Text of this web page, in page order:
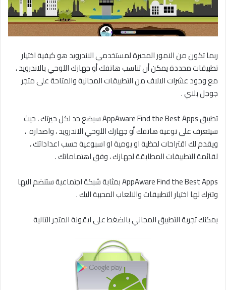
ربما تكون من الامور المحيرة لمستخدمي الاندرويد هو كيفية اختيار
تطبيقات محددة يمكن أن تناسب هاتفك أو جهازك اللوحي بالاندرويد ،
مع وجود عشرات الالاف من التطبيقات المجانية والمتاحة على متجر
جوجل بلاي .
تطبيق AppAware Find the Best Apps سيضع حد لكل حيرتك ، حيث
سيتعرف على نوعية هاتفك أو جهازك اللوحي الاندرويد ، واصداره ،
ويقدم لك اقتراحات لحظية او يومية او اسبوعية حسب اعداداتك ،
لقائمة التطبيقات المطابقة لجهازك ، وفق اهتماماتك .
AppAware Find the Best Apps بمثابة شبكة اجتماعية ستنضم اليها
وتترك لها اختيار التطبيقات والالعاب المحببة اليك .
يمكنك تجربة التطبيق المجاني بالضغط على ايقونة المتجر التالية